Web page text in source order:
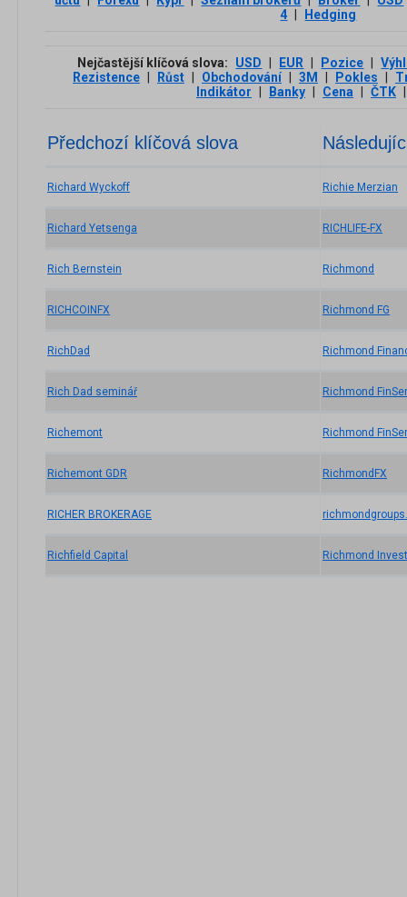
4
Hedging
Nejčastější klíčová slova: USD EUR Pozice
Rezistence
Růst Obchodování 3М Pokles
Indikátor
Banky Cena ČTK
Předchozí klíčová slova
Richard Wyckoff
Richard Yetsenga
Rich Bernstein
RICHCOINFX
RichDad
Rich Dad seminář
Richemont
Richemont GDR
RICHER BROKERAGE
Richfield Capital
Richie Merzian
RICHLIFE-FX
Richmond
Richmond FG
Richmond
Richmond
Richmond
RichmondFX
Richmond